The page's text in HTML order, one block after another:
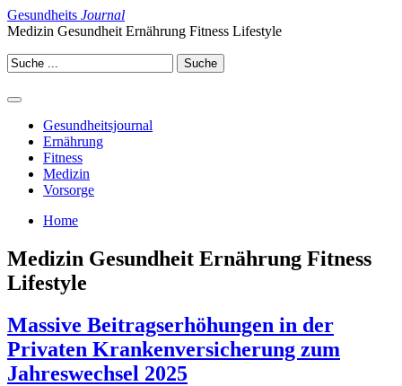
Gesundheits Journal
Medizin Gesundheit Ernährung Fitness Lifestyle
Gesundheitsjournal
Ernährung
Fitness
Medizin
Vorsorge
Home
Medizin Gesundheit Ernährung Fitness
Lifestyle
Massive Beitragserhöhungen in der
Privaten Krankenversicherung zum
Jahreswechsel 2025